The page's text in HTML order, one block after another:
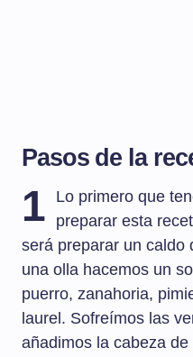
Pasos de la
1
Lo primero que
preparar esta
será preparar un caldo
una olla hacemos un
puerro, zanahoria,
laurel. Sofreímos las
añadimos la cabeza